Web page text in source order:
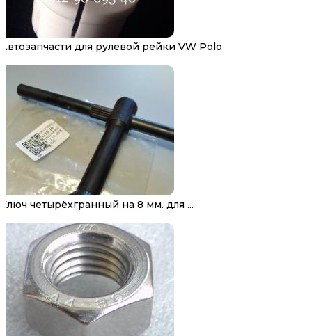
Автозапчасти для рулевой рейки VW Polo
Ключ четырёхгранный на 8 мм. для ...